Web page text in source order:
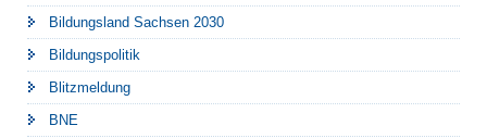
Bildungsland Sachsen 2030
Bildungspolitik
Blitzmeldung
BNE